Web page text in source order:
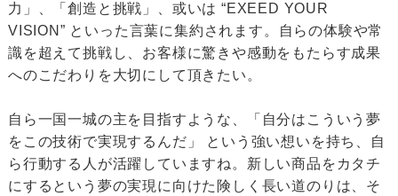
力」、「創造と挑戦」、或いは “EXEED YOUR
VISION” といった言葉に集約されます。自らの体験や常
識を超えて挑戦し、お客様に驚きや感動をもたらす成果
へのこだわりを大切にして頂きたい。
自ら一国一城の主を目指すような、「自分はこういう夢
をこの技術で実現するんだ」 という強い想いを持ち、自
ら行動する人が活躍していますね。新しい商品をカタチ
にするという夢の実現に向けた険しく長い道のりは、そ